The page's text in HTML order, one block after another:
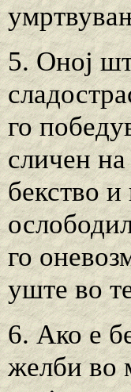
5. Оној
го
сличен на
бекство
го
уште во
6. Ако е
желби во